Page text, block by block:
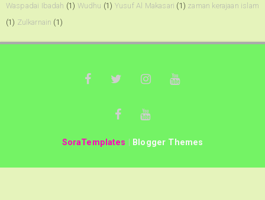
Waspadai Ibadah (1) Wudhu (1) Yusuf Al Makasari (1) zaman kerajaan islam
(1) Zulkarnain (1)
SoraTemplates Blogger Themes